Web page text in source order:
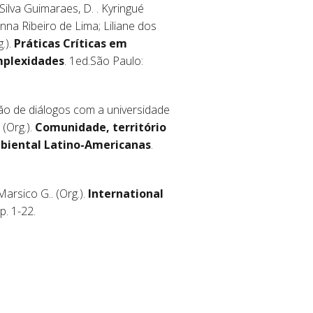
Guimaraes, D. . Kyringué
Ribeiro de Lima; Liliane dos
Práticas Críticas em
. 1ed.São Paulo:
de diálogos com a universidade
Comunidade, território
Latino-Americanas.
G.. (Org.). International
1-22.